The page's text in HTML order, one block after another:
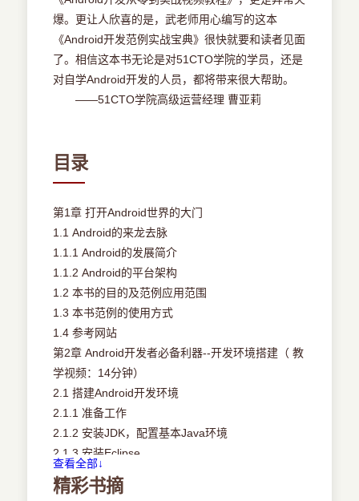
爆。更让人欣喜的是，武老师用心编写的这本
《Android开发范例实战宝典》很快就要和读者见面
了。相信这本书无论是对51CTO学院的学员，还是
对自学Android开发的人员，都将带来很大帮助。
——51CTO学院高级运营经理 曹亚莉
目录
第1章 打开Android世界的大门
1.1 Android的来龙去脉
1.1.1 Android的发展简介
1.1.2 Android的平台架构
1.2 本书的目的及范例应用范围
1.3 本书范例的使用方式
1.4 参考网站
第2章 Android开发者必备利器--开发环境搭建（ 教
学视频：14分钟）
2.1 搭建Android开发环境
2.1.1 准备工作
2.1.2 安装JDK，配置基本Java环境
2.1.3 安装Eclipse
2.1.4 安装Eclipse的ADT插件
2.1.5 获取Android SDK
查看全部↓
精彩书摘